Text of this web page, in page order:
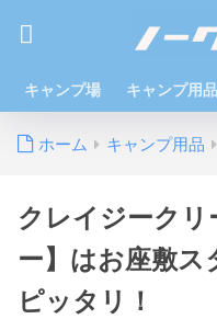
キャンプ場 キャンプ用品
ホーム キャンプ用品
クレイジークリ
ー】はお座敷
ピッタリ！